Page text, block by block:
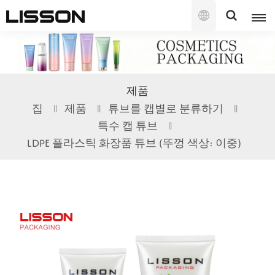
의
English
français
русский
日本語
한국의
제품
집 제품
튜브를 캡별로 분류하기
특수 캡 튜브
LDPE 플라스틱 화장품 튜브 (뚜껑 색상: 이중)